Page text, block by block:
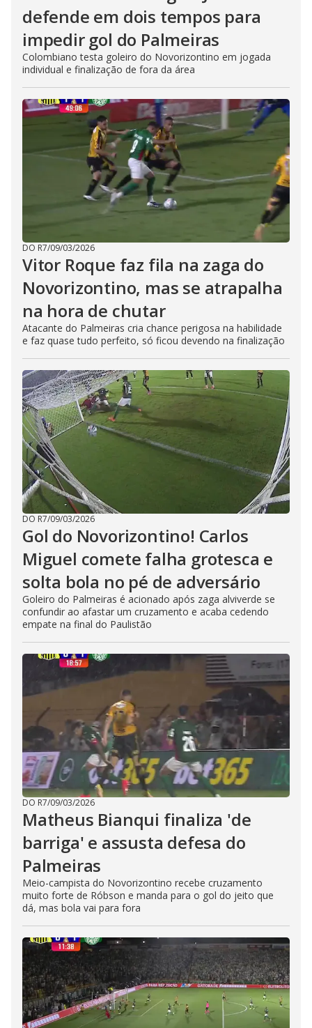
defende em dois tempos para
impedir gol do Palmeiras
Colombiano testa goleiro do Novorizontino em jogada
individual e finalização de fora da área
DO R7/09/03/2026
Vitor Roque faz fila na zaga do
Novorizontino, mas se atrapalha
na hora de chutar
Atacante do Palmeiras cria chance perigosa na habilidade
e faz quase tudo perfeito, só ficou devendo na finalização
DO R7/09/03/2026
Gol do Novorizontino! Carlos
Miguel comete falha grotesca e
solta bola no pé de adversário
Goleiro do Palmeiras é acionado após zaga alviverde se
confundir ao afastar um cruzamento e acaba cedendo
empate na final do Paulistão
DO R7/09/03/2026
Matheus Bianqui finaliza 'de
barriga' e assusta defesa do
Palmeiras
Meio-campista do Novorizontino recebe cruzamento
muito forte de Róbson e manda para o gol do jeito que
dá, mas bola vai para fora